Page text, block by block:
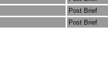
Post Brief
Post Brief